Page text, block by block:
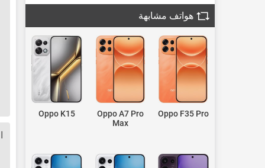
هواتف مشابهة
Oppo F35 Pro
Oppo A7 Pro
Max
Oppo K15